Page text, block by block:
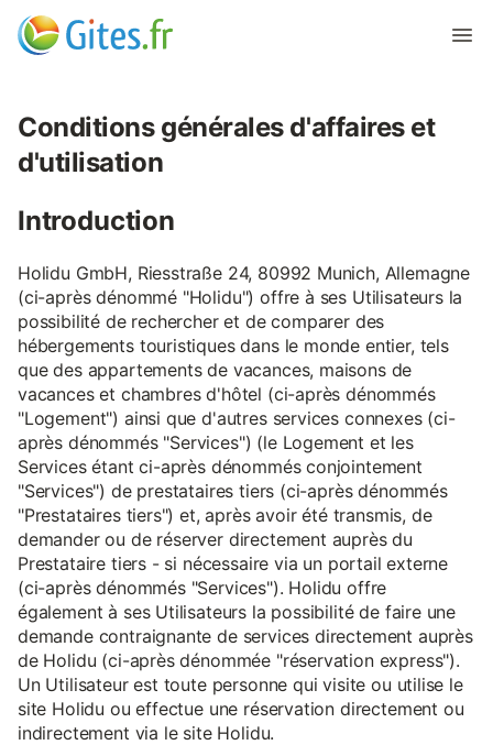
Conditions générales d'affaires et
d'utilisation
Introduction
Holidu GmbH, Riesstraße 24, 80992 Munich, Allemagne
(ci-après dénommé "Holidu") offre à ses Utilisateurs la
possibilité de rechercher et de comparer des
hébergements touristiques dans le monde entier, tels
que des appartements de vacances, maisons de
vacances et chambres d'hôtel (ci-après dénommés
"Logement") ainsi que d'autres services connexes (ci-
après dénommés "Services") (le Logement et les
Services étant ci-après dénommés conjointement
"Services") de prestataires tiers (ci-après dénommés
"Prestataires tiers") et, après avoir été transmis, de
demander ou de réserver directement auprès du
Prestataire tiers - si nécessaire via un portail externe
(ci-après dénommés "Services"). Holidu offre
également à ses Utilisateurs la possibilité de faire une
demande contraignante de services directement auprès
de Holidu (ci-après dénommée "réservation express").
Un Utilisateur est toute personne qui visite ou utilise le
site Holidu ou effectue une réservation directement ou
indirectement via le site Holidu.